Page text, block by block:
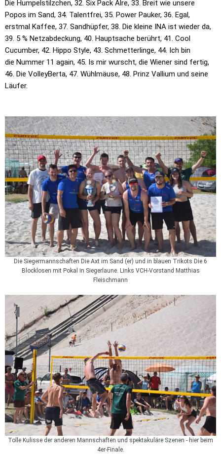
Die Humpelstilzchen, 32. Six Pack Alre, 33. Breit wie unsere
Popos im Sand, 34. Talentfrei, 35. Power Pauker, 36. Egal,
erstmal Kaffee, 37. Sandhüpfer, 38. Die kleine INA ist wieder da,
39. 5 % Netzabdeckung, 40. Hauptsache berührt, 41. Cool
Cucumber, 42. Hippo Style, 43. Schmetterlinge, 44. Ich bin
die Nummer 11 again, 45. Is mir wurscht, die Wiener sind fertig,
46. Die VolleyBerta, 47. Wühlmäuse, 48. Prinz Vallium und seine
Läufer.
Die Siegermannschaften Die Axt im Sand (er) und in blauen Trikots Die 6
Blocklosen mit Pokal in Siegerlaune. Links VCH-Vorstand Matthias
Fleischmann
Tolle Kulisse der anderen Mannschaften und spektakuläre Szenen - hier beim
4er-Finale.